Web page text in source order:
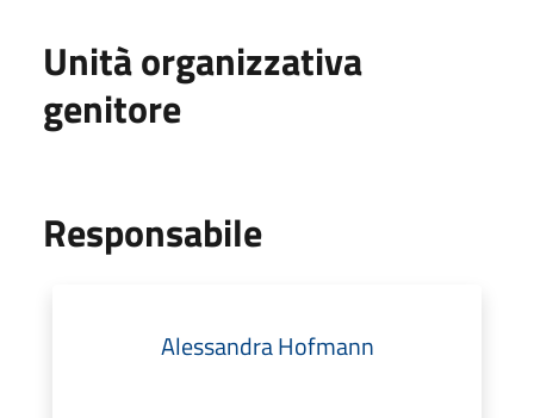
Unità organizzativa
genitore
Responsabile
Alessandra Hofmann